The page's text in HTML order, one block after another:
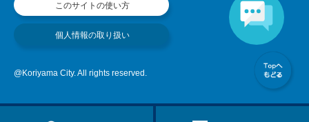
このサイトの使い方
個人情報の取り扱い
@Koriyama City. All rights reserved.